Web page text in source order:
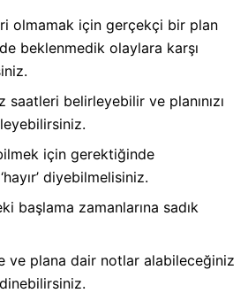
olmamak için gerçekçi bir plan
beklenmedik olaylara karşı
saatleri belirleyebilir ve planınızı
için gerektiğinde
diyebilmelisiniz.
başlama zamanlarına sadık
ve plana dair notlar alabileceğiniz